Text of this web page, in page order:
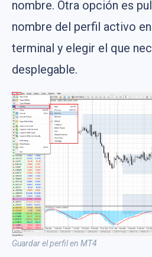
nombre. Otra opción es
nombre del perfil activo
terminal y elegir el que
desplegable.
Guardar el perfil en MT4